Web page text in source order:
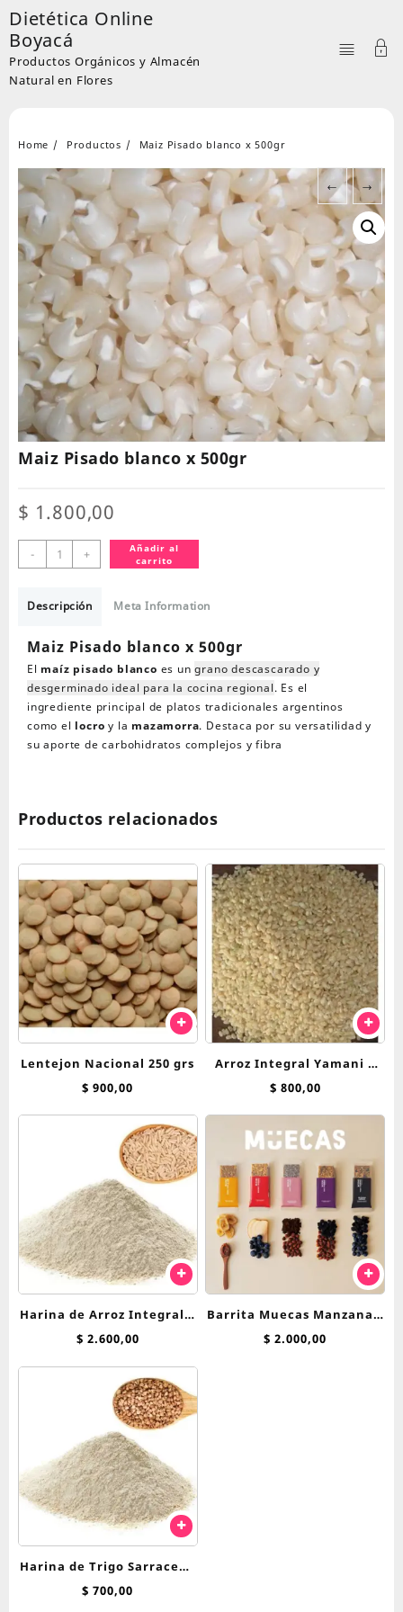
Skip
to
content
Dietética Online
Boyacá
Productos Orgánicos y Almacén
Natural en Flores
Home Productos Maiz Pisado blanco x 500gr
← →
Maiz Pisado blanco x 500gr
$ 1.800,00
-
Maiz
Pisado
x
cantidad
+
Añadir al
carrito
Descripción Meta Information
Maiz Pisado blanco x 500gr
El maíz pisado blanco es ungrano descascarado y
desgerminado ideal para la cocina regional. Es el
ingrediente principal de platos tradicionales argentinos
como el locro y la mazamorra. Destaca por su versatilidad y
su aporte de carbohidratos complejos y fibra
Productos relacionados
Lentejon Nacional 250 grs
$ 900,00
Arroz Integral Yamani x
250 grs
$ 800,00
Harina de Arroz Integral 1
Kg
$ 2.600,00
Barrita Muecas Manzana y
Arandanos 45 g
$ 2.000,00
Harina de Trigo Sarraceno
x 100 grs
$ 700,00